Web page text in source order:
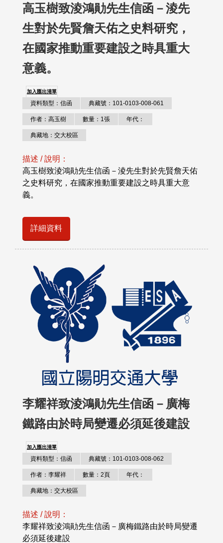
高玉樹致淩鴻勛先生信函－淩先
生對於先賢詹天佑之史料研究，
在國家推動重要建設之時具重大
意義。
加入匯出清單
資料類型：信函 典藏號：101-0103-008-061
作者：高玉樹 數量：1張 年代：
典藏地：交大校區
描述 / 說明：
高玉樹致淩鴻勛先生信函－淩先生對於先賢詹天佑
之史料研究，在國家推動重要建設之時具重大意
義。
詳細資料
李耀祥致淩鴻勛先生信函－廣梅
鐵路由於時局變遷必須延後建設
加入匯出清單
資料類型：信函 典藏號：101-0103-008-062
作者：李耀祥 數量：2頁 年代：
典藏地：交大校區
描述 / 說明：
李耀祥致淩鴻勛先生信函－廣梅鐵路由於時局變遷
必須延後建設